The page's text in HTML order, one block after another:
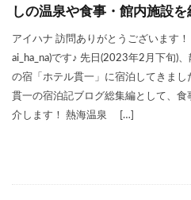
しの温泉や食事・館内施設を
アイハナ 訪問ありがとうございます
ai_ha_na)です♪ 先日(2023年2月下旬)
の宿「ホテル貫一」に宿泊してきま
貫一の宿泊記ブログ総集編として、
介します！ 熱海温泉 […]